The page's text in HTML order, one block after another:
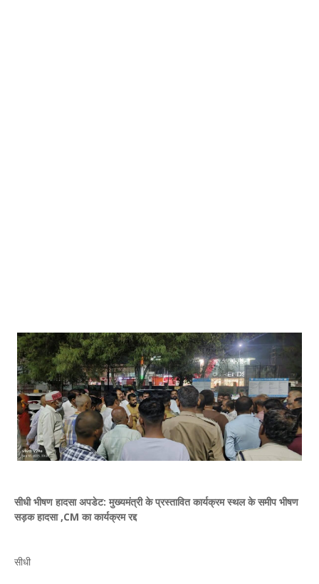
सीधी भीषण हादसा अपडेट: मुख्यमंत्री के प्रस्तावित कार्यक्रम स्थल के समीप भीषण
सड़क हादसा ,CM का कार्यक्रम रद्द
सीधी